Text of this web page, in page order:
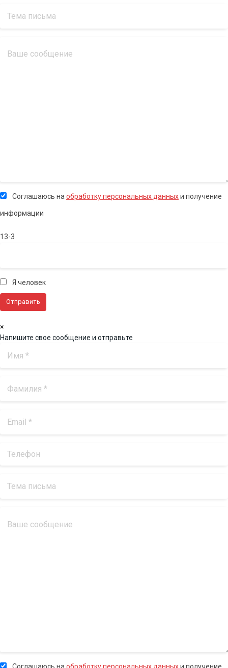
Соглашаюсь на обработку персональных данныхи получение
информации
13-3
Я человек
×
Напишите свое сообщение и отправьте